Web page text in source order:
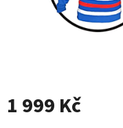
1 999 Kč